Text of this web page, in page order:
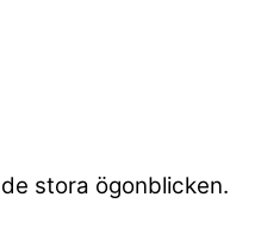
stora ögonblicken.